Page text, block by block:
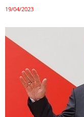
19/04/2023